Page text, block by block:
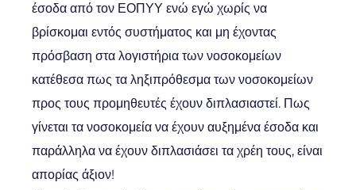
έσοδα από τον ΕΟΠΥΥ ενώ εγώ χωρίς να
βρίσκομαι εντός συστήματος και μη έχοντας
πρόσβαση στα λογιστήρια των νοσοκομείων
κατέθεσα πως τα ληξιπρόθεσμα των νοσοκομείων
προς τους προμηθευτές έχουν διπλασιαστεί. Πως
γίνεται τα νοσοκομεία να έχουν αυξημένα έσοδα και
παράλληλα να έχουν διπλασιάσει τα χρέη τους, είναι
απορίας άξιον!